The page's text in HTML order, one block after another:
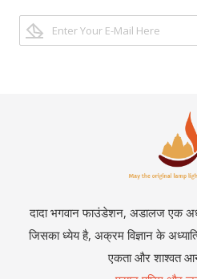
दादा भगवान फाउंडेशन, अडालज एक
जिसका ध्येय है, अक्रम विज्ञान के
एकता और शाश्वत